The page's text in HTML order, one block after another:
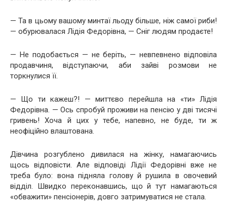
— Та в цьому вашому минтаї льоду більше, ніж самої риби!
— обурювалася Лідія Федорівна, — Сніг людям продаєте!
— Не подобається — не беріть, — невпевнено відповіла
продавчиня, відступаючи, аби зайві розмови не
торкнулися її.
— Що ти кажеш?! — миттєво перейшла на «ти» Лідія
Федорівна. — Ось спробуй проживи на пенсію у дві тисячі
гривень! Хоча й цих у тебе, напевно, не буде, ти ж
неофіційно влаштована.
Дівчина розгублено дивилася на жінку, намагаючись
щось відповісти. Але відповіді Лідії Федорівні вже не
треба було: вона підняла голову й рушила в овочевий
відділ. Швидко переконавшись, що й тут намагаються
«обважити» пенсіонерів, довго затримуватися не стала.